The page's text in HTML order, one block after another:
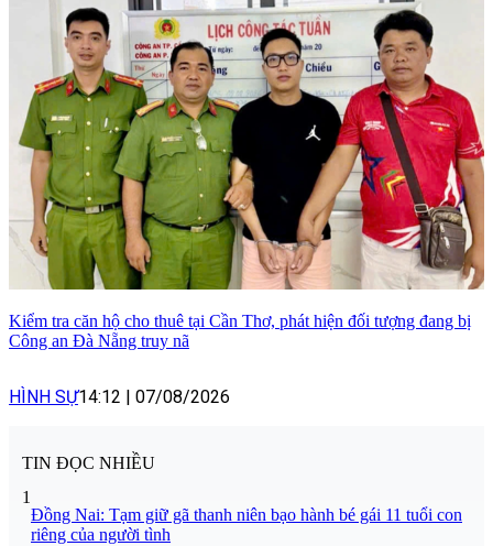
Kiểm tra căn hộ cho thuê tại Cần Thơ, phát hiện đối tượng đang bị
Công an Đà Nẵng truy nã
HÌNH SỰ14:12 | 07/08/2026
TIN ĐỌC NHIỀU
1
Đồng Nai: Tạm giữ gã thanh niên bạo hành bé gái 11 tuổi con
riêng của người tình